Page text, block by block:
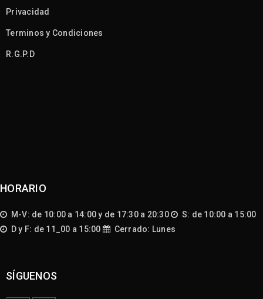
Privacidad
Terminos y Condiciones
R.G.P.D
HORARIO
M-V: de 10:00 a 14:00 y de 17:30 a 20:30
S: de 10:00 a 15:00
D y F: de 11_00 a 15:00
Cerrado: Lunes
SÍGUENOS